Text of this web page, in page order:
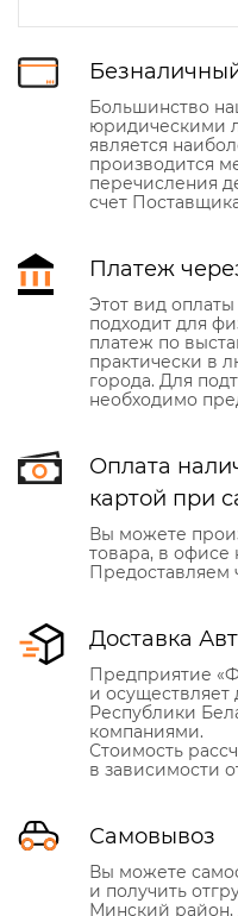
Большинство
юридическими
является
производится
перечисления
счет
Платеж
Этот вид
подходит для
платеж по
практически в
города. Для
необходимо
Оплата
картой при
Вы можете
товара, в офисе
Предоставляем
Доставка
Предприятие
и осуществляет
Республики
компаниями.
Стоимость
в зависимости
Самовывоз
Вы можете
и получить
Минский район,